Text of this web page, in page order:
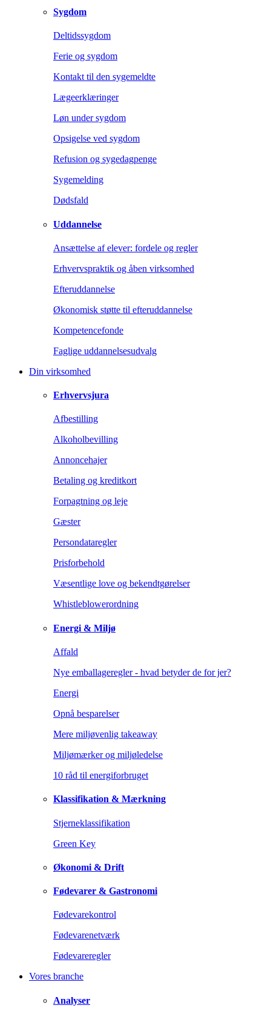
Sygdom
Deltidssygdom
Ferie og sygdom
Kontakt til den sygemeldte
Lægeerklæringer
Løn under sygdom
Opsigelse ved sygdom
Refusion og sygedagpenge
Sygemelding
Dødsfald
Uddannelse
Ansættelse af elever: fordele og regler
Erhvervspraktik og åben virksomhed
Efteruddannelse
Økonomisk støtte til efteruddannelse
Kompetencefonde
Faglige uddannelsesudvalg
Din virksomhed
Erhvervsjura
Afbestilling
Alkoholbevilling
Annoncehajer
Betaling og kreditkort
Forpagtning og leje
Gæster
Persondataregler
Prisforbehold
Væsentlige love og bekendtgørelser
Whistleblowerordning
Energi & Miljø
Affald
Nye emballageregler - hvad betyder de for jer?
Energi
Opnå besparelser
Mere miljøvenlig takeaway
Miljømærker og miljøledelse
10 råd til energiforbruget
Klassifikation & Mærkning
Stjerneklassifikation
Green Key
Økonomi & Drift
Fødevarer & Gastronomi
Fødevarekontrol
Fødevarenetværk
Fødevareregler
Vores branche
Analyser